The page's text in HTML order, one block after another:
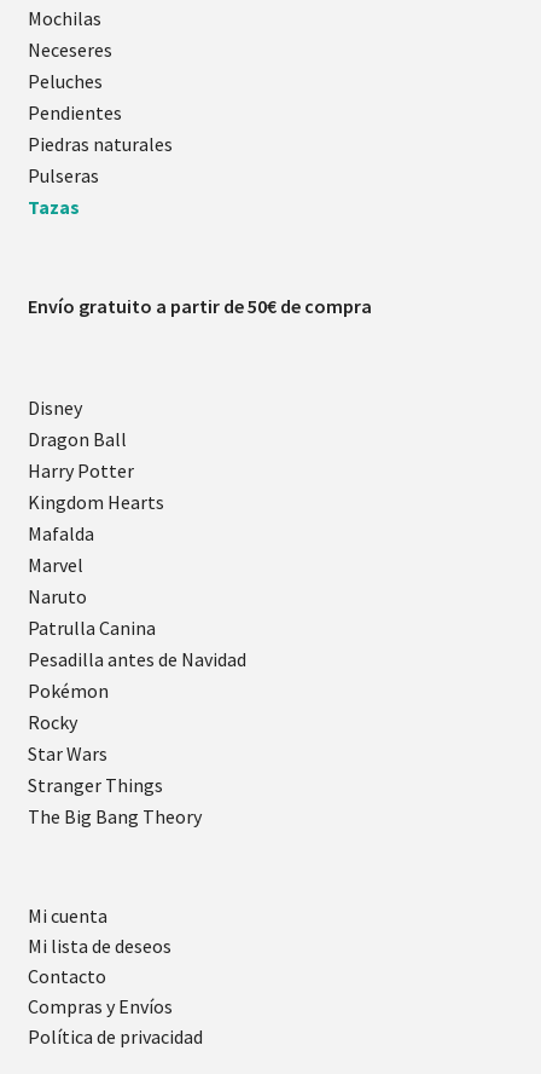
Mochilas
Neceseres
Peluches
Pendientes
Piedras naturales
Pulseras
Tazas
Envío gratuito a partir de 50€ de compra
Disney
Dragon Ball
Harry Potter
Kingdom Hearts
Mafalda
Marvel
Naruto
Patrulla Canina
Pesadilla antes de Navidad
Pokémon
Rocky
Star Wars
Stranger Things
The Big Bang Theory
Mi cuenta
Mi lista de deseos
Contacto
Compras y Envíos
Política de privacidad